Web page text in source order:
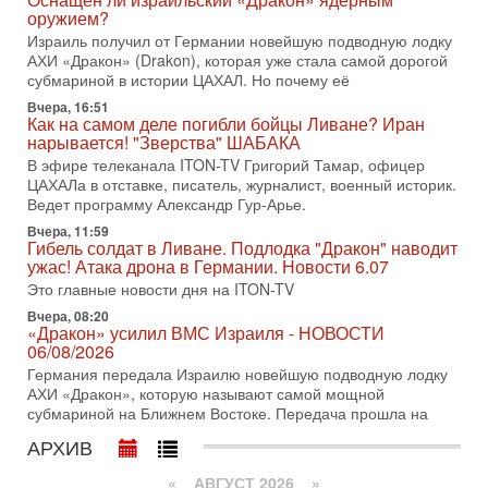
Нетаньяху в США и его встреча с Дональдом Трампом
оставили больше вопросов, чем ответов. Полная
31-07-2026, 15:18
Иран готовит покушение на Нетаниягу! Трамп не
хочет эскалации, но КСИР готовит взрыв!
В эфире телеканала ITON-TV СЕРГЕЙ МИГДАЛЬ, эксперт
по вопросам безопасности, офицер запаса
Международного управления полиции Израиля, автор
31-07-2026, 09:02
Битва за разоружение ХАМАСа - НОВОСТИ
31/07/2026
Сегодня президент США Дональд Трамп заявил о
достижении исторического соглашения о полном
разоружении ХАМАСа и других вооруженных группировок в
30-07-2026, 17:59
Иран доведет Трампа до крайних мер? Разбор и
оценка от военного обозревателя Давида Шарпа
Ситуация вокруг противостояния Ирана и США накаляется
с каждым днем. Почему Трамп в самый последний момент
отменил решение о нанесении тяжелых ударов
30-07-2026, 16:54
Покупатель авиакомпании «Аркия» намерен
запретить полеты по субботам!
оружием?
Израиль получил от Германии новейшую подводную лодку
АХИ «Дракон» (Drakon), которая уже стала самой дорогой
субмариной в истории ЦАХАЛ. Но почему её
Вчера, 16:51
Как на самом деле погибли бойцы Ливане? Иран
нарывается! "Зверства" ШАБАКА
В эфире телеканала ITON-TV Григорий Тамар, офицер
ЦАХАЛа в отставке, писатель, журналист, военный историк.
Ведет программу Александр Гур-Арье.
Вчера, 11:59
Гибель солдат в Ливане. Подлодка "Дракон" наводит
ужас! Атака дрона в Германии. Новости 6.07
Это главные новости дня на ITON-TV
Вчера, 08:20
«Дракон» усилил ВМС Израиля - НОВОСТИ
06/08/2026
Германия передала Израилю новейшую подводную лодку
АХИ «Дракон», которую называют самой мощной
субмариной на Ближнем Востоке. Передача прошла на
АРХИВ
« АВГУСТ 2026 »